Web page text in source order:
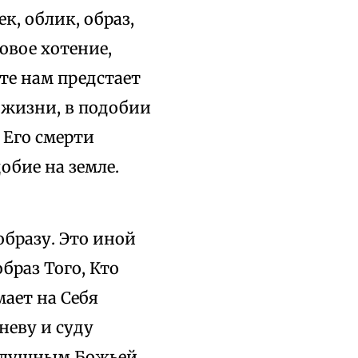
облик, образ,
хотение,
нам предстает
в подобии
смерти
на земле.
Это иной
Того, Кто
на Себя
и суду